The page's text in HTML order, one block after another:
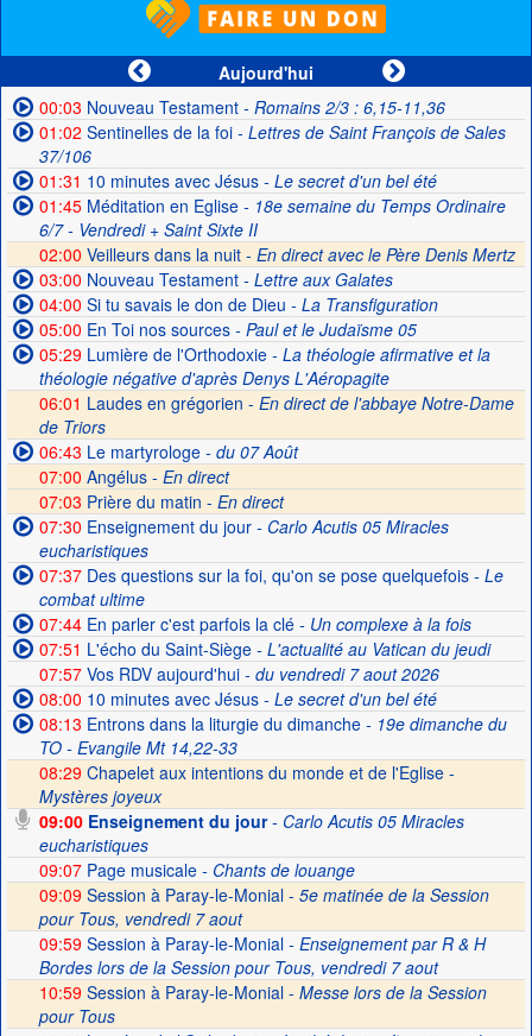
Aujourd'hui
00:03 Nouveau Testament- Romains 2/3 : 6,15-11,36
01:02 Sentinelles de la foi- Lettres de Saint François de Sales
37/106
01:31 10 minutes avec Jésus- Le secret d'un bel été
01:45Méditation en Eglise- 18e semaine du Temps Ordinaire
6/7 - Vendredi + Saint Sixte II
02:00 Veilleurs dans la nuit - En direct avec le Père Denis Mertz
03:00 Nouveau Testament- Lettre aux Galates
04:00 Si tu savais le don de Dieu - La Transfiguration
05:00 En Toi nos sources- Paul et le Judaïsme 05
05:29Lumière de l'Orthodoxie- La théologie afirmative et la
théologie négative d'après Denys L'Aéropagite
06:01 Laudes en grégorien - En direct de l'abbaye Notre-Dame
de Triors
06:43 Le martyrologe- du 07 Août
07:00 Angélus - En direct
07:03 Prière du matin - En direct
07:30 Enseignement du jour- Carlo Acutis 05 Miracles
eucharistiques
07:37Des questions sur la foi, qu'on se pose quelquefois- Le
combat ultime
07:44En parler c'est parfois la clé- Un complexe à la fois
07:51 L'écho du Saint-Siège- L'actualité au Vatican du jeudi
07:57Vos RDV aujourd'hui- du vendredi 7 aout 2026
08:00 10 minutes avec Jésus- Le secret d'un bel été
08:13 Entrons dans la liturgie du dimanche- 19e dimanche du
TO - Evangile Mt 14,22-33
08:29 Chapelet aux intentions du monde et de l'Eglise -
Mystères joyeux
09:00Enseignement du jour- Carlo Acutis 05 Miracles
eucharistiques
09:07Page musicale- Chants de louange
09:09 Session à Paray-le-Monial - 5e matinée de la Session
pour Tous, vendredi 7 aout
09:59Session à Paray-le-Monial- Enseignement par R & H
Bordes lors de la Session pour Tous, vendredi 7 aout
10:59 Session à Paray-le-Monial - Messe lors de la Session
pour Tous